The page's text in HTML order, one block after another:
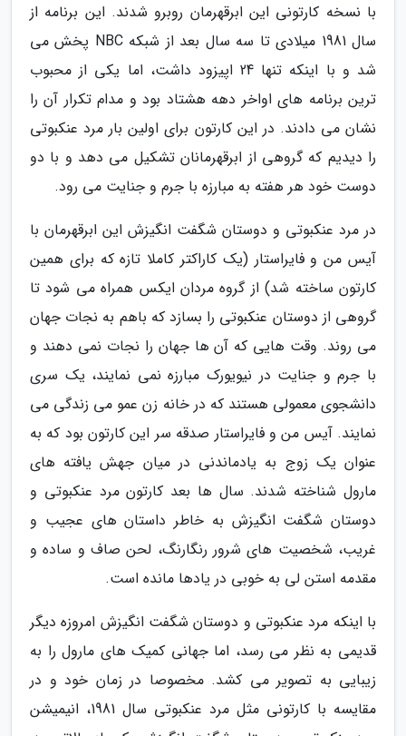
با نسخه کارتونی این ابرقهرمان روبرو شدند. این برنامه از
سال 1981 میلادی تا سه سال بعد از شبکه NBC پخش می
شد و با اینکه تنها 24 اپیزود داشت، اما یکی از محبوب
ترین برنامه های اواخر دهه هشتاد بود و مدام تکرار آن را
نشان می دادند. در این کارتون برای اولین بار مرد عنکبوتی
را دیدیم که گروهی از ابرقهرمانان تشکیل می دهد و با دو
دوست خود هر هفته به مبارزه با جرم و جنایت می رود.
در مرد عنکبوتی و دوستان شگفت انگیزش این ابرقهرمان با
آیس من و فایراستار (یک کاراکتر کاملا تازه که برای همین
کارتون ساخته شد) از گروه مردان ایکس همراه می شود تا
گروهی از دوستان عنکبوتی را بسازد که باهم به نجات جهان
می روند. وقت هایی که آن ها جهان را نجات نمی دهند و
با جرم و جنایت در نیویورک مبارزه نمی نمایند، یک سری
دانشجوی معمولی هستند که در خانه زن عمو می زندگی می
نمایند. آیس من و فایراستار صدقه سر این کارتون بود که به
عنوان یک زوج به یادماندنی در میان جهش یافته های
مارول شناخته شدند. سال ها بعد کارتون مرد عنکبوتی و
دوستان شگفت انگیزش به خاطر داستان های عجیب و
غریب، شخصیت های شرور رنگارنگ، لحن صاف و ساده و
مقدمه استن لی به خوبی در یادها مانده است.
با اینکه مرد عنکبوتی و دوستان شگفت انگیزش امروزه دیگر
قدیمی به نظر می رسد، اما جهانی کمیک های مارول را به
زیبایی به تصویر می کشد. مخصوصا در زمان خود و در
مقایسه با کارتونی مثل مرد عنکبوتی سال 1981، انیمیشن